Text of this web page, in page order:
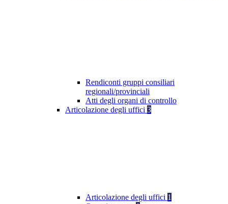
Rendiconti gruppi consiliari
regionali/provinciali
Atti degli organi di controllo
Articolazione degli uffici 3
Articolazione degli uffici 1